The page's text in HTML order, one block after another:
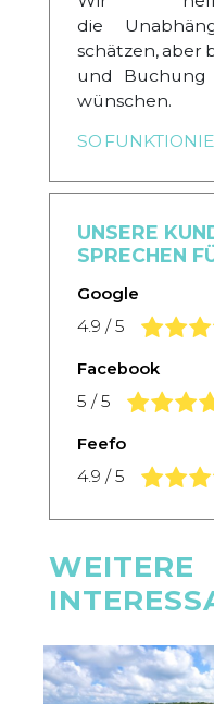
die
schätzen, aber
und Buchung
wünschen.
SO
UNSERE
SPRECHEN
Google
4.9 / 5 4.9 rating
Facebook
5 / 5 5.0 rating
Feefo
4.9 / 5 4.9 rating
WEITERE